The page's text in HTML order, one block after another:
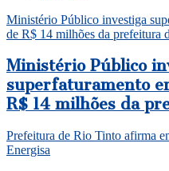
Ministério Público investiga
de R$ 14 milhões da prefeitura
Ministério Público
superfaturamento
R$ 14 milhões da
Prefeitura de Rio Tinto afirma
Energisa